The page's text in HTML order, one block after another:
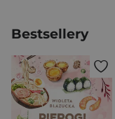
Bestsellery